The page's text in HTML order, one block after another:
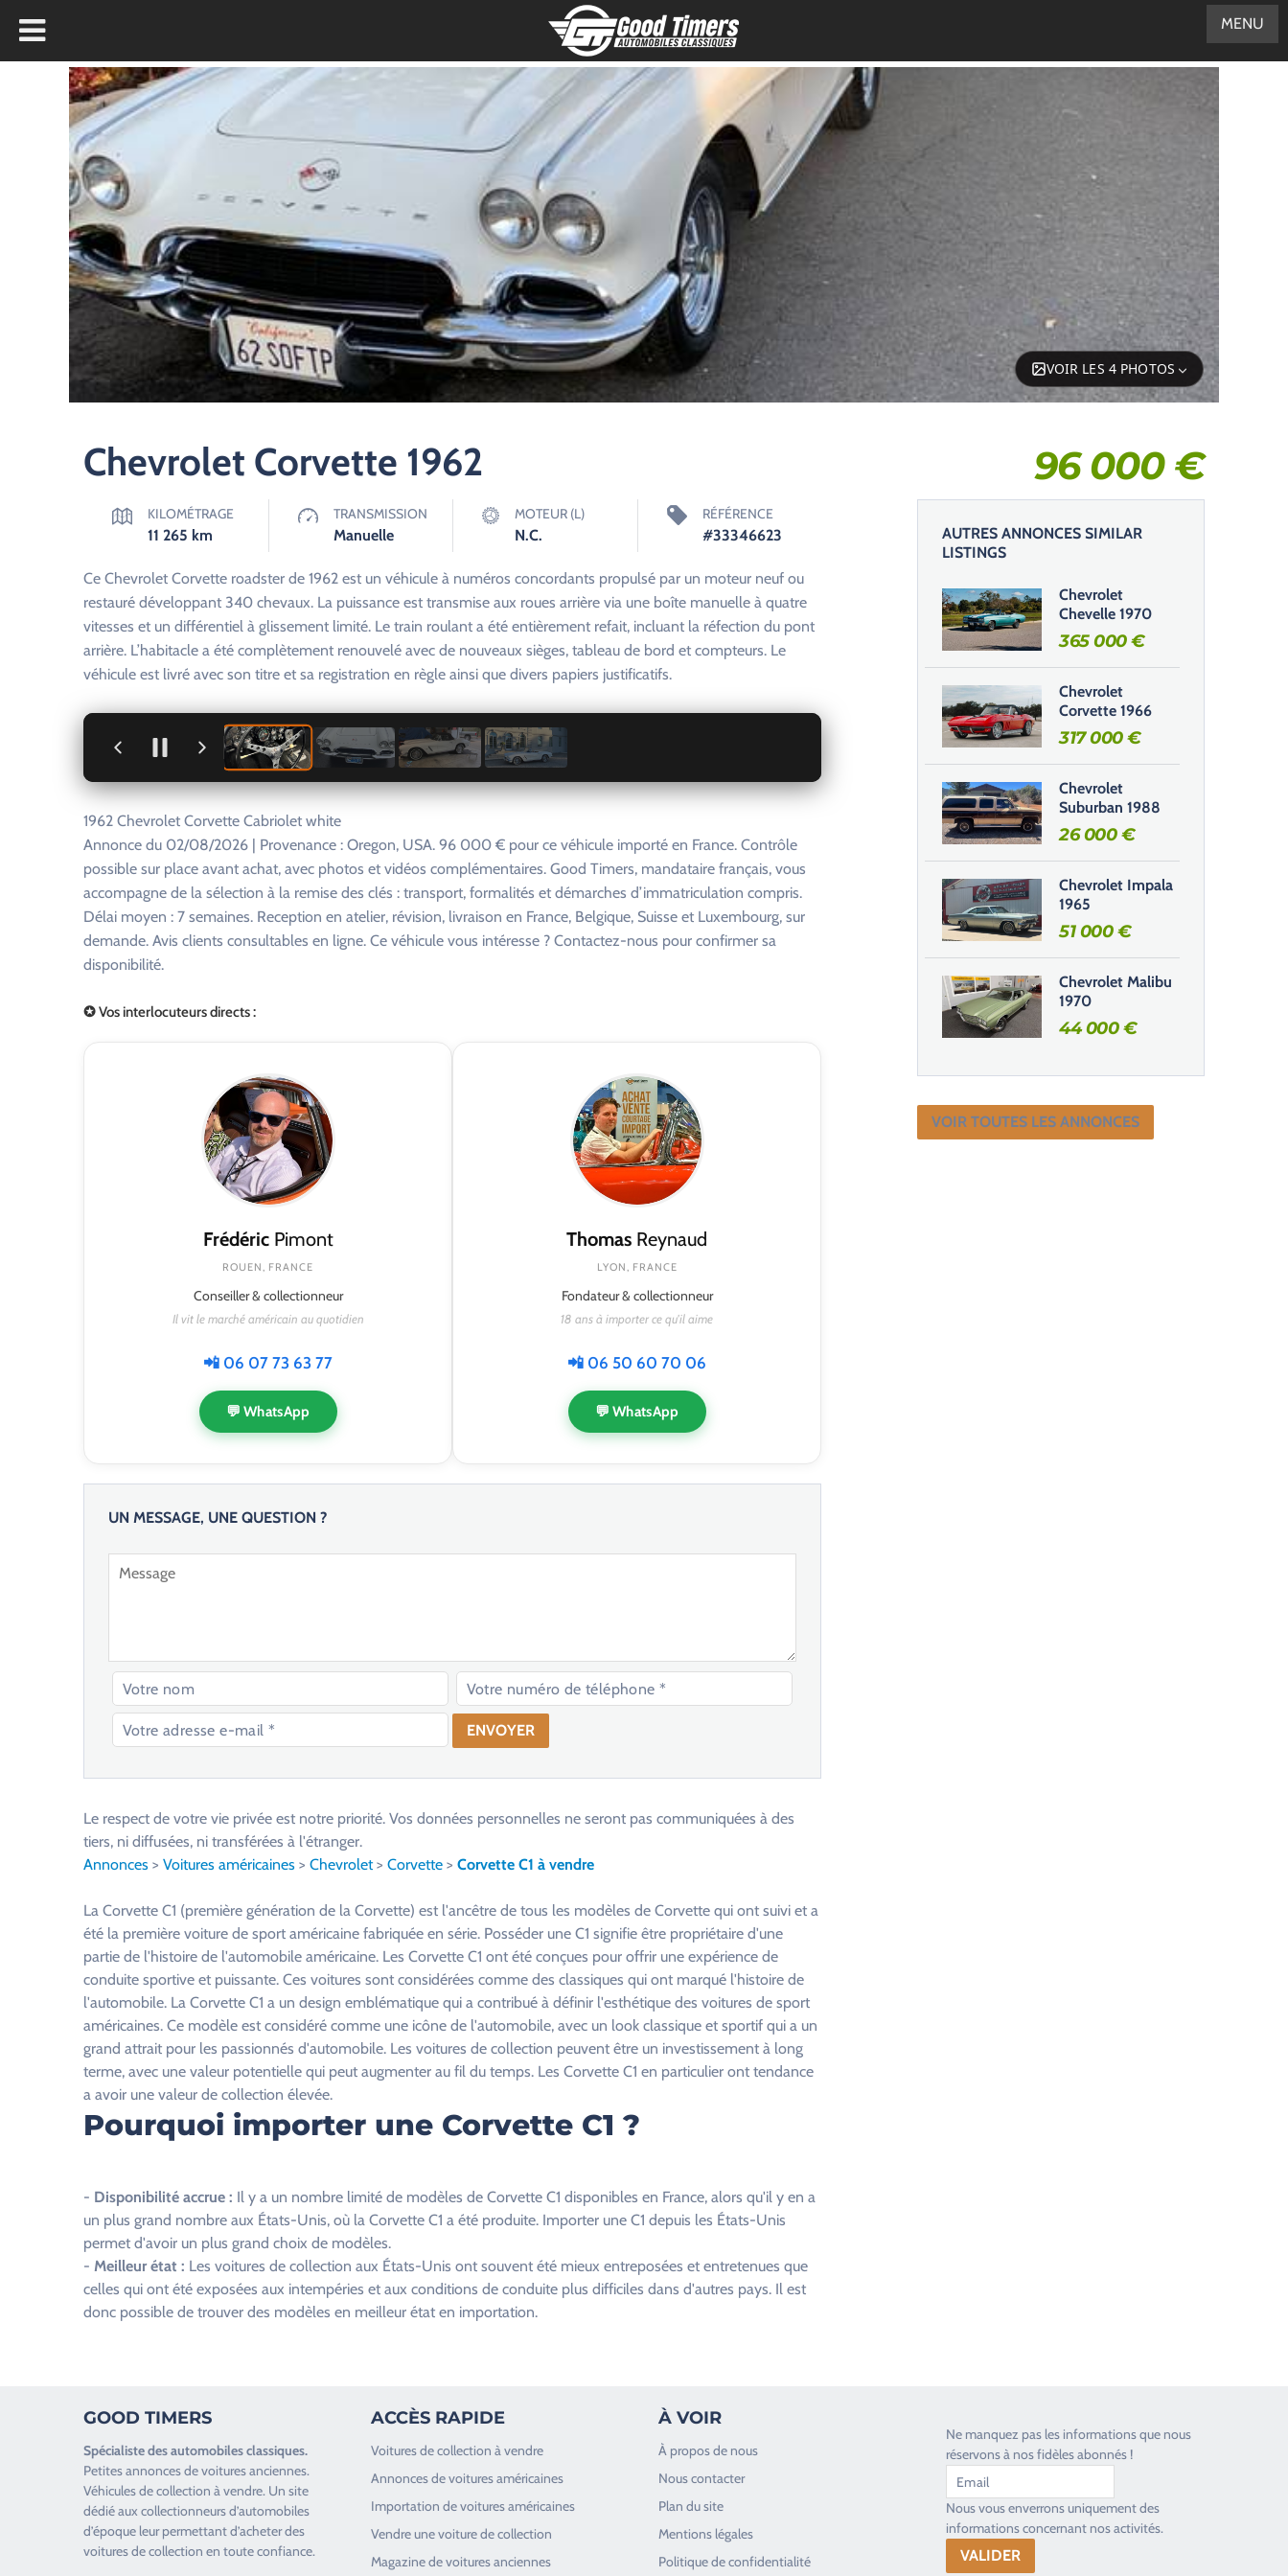
VOIR LES 4 PHOTOS
Chevrolet Corvette 1962 96 000€
KILOMÉTRAGE
11 265 km
TRANSMISSION
Manuelle
MOTEUR (L)
N.C.
RÉFÉRENCE
#33346623
Ce Chevrolet Corvette roadster de 1962 est un véhicule à numéros concordants propulsé par un moteur neuf ou
restauré développant 340 chevaux. La puissance est transmise aux roues arrière via une boîte manuelle à quatre
vitesses et un différentiel à glissement limité. Le train roulant a été entièrement refait, incluant la réfection du pont
arrière. L’habitacle a été complètement renouvelé avec de nouveaux sièges, tableau de bord et compteurs. Le
véhicule est livré avec son titre et sa registration en règle ainsi que divers papiers justificatifs.
1962 Chevrolet Corvette Cabriolet white
Annonce du 02/08/2026 | Provenance : Oregon, USA. 96 000 € pour ce véhicule importé en France. Contrôle
possible sur place avant achat, avec photos et vidéos complémentaires. Good Timers, mandataire français, vous
accompagne de la sélection à la remise des clés : transport, formalités et démarches d’immatriculation compris.
Délai moyen : 7 semaines. Reception en atelier, révision, livraison en France, Belgique, Suisse et Luxembourg, sur
demande. Avis clients consultables en ligne. Ce véhicule vous intéresse ? Contactez-nous pour confirmer sa
disponibilité.
✪ Vos interlocuteurs directs :
FrédéricPimont
ROUEN, FRANCE
Conseiller & collectionneur
Il vit le marché américain au quotidien
📲 06 07 73 63 77
💬 WhatsApp
Thomas Reynaud
LYON, FRANCE
Fondateur & collectionneur
18 ans à importer ce qu'il aime
📲 06 50 60 70 06
💬 WhatsApp
UN MESSAGE, UNE QUESTION ?
l
e
z
l
a
s
e
a
m
p
v
i
d
Le respect de votre vie privée est notre priorité. Vos données personnelles ne seront pas communiquées à des
tiers, ni diffusées, ni transférées à l'étranger.
Annonces > Voitures américaines > Chevrolet> Corvette > Corvette C1 à vendre
La Corvette C1 (première génération de la Corvette) est l'ancêtre de tous les modèles de Corvette qui ont suivi et a
été la première voiture de sport américaine fabriquée en série. Posséder une C1 signifie être propriétaire d'une
partie de l'histoire de l'automobile américaine. Les Corvette C1 ont été conçues pour offrir une expérience de
conduite sportive et puissante. Ces voitures sont considérées comme des classiques qui ont marqué l'histoire de
l'automobile. La Corvette C1 a un design emblématique qui a contribué à définir l'esthétique des voitures de sport
américaines. Ce modèle est considéré comme une icône de l'automobile, avec un look classique et sportif qui a un
grand attrait pour les passionnés d'automobile. Les voitures de collection peuvent être un investissement à long
terme, avec une valeur potentielle qui peut augmenter au fil du temps. Les Corvette C1 en particulier ont tendance
a avoir une valeur de collection élevée.
Pourquoi importer une Corvette C1 ?
- Disponibilité accrue : Il y a un nombre limité de modèles de Corvette C1 disponibles en France, alors qu'il y en a
un plus grand nombre aux États-Unis, où la Corvette C1 a été produite. Importer une C1 depuis les États-Unis
permet d'avoir un plus grand choix de modèles.
- Meilleur état : Les voitures de collection aux États-Unis ont souvent été mieux entreposées et entretenues que
celles qui ont été exposées aux intempéries et aux conditions de conduite plus difficiles dans d'autres pays. Il est
donc possible de trouver des modèles en meilleur état en importation.
AUTRES ANNONCES SIMILAR
LISTINGS
Chevrolet
Chevelle 1970
365 000€
Chevrolet
Corvette 1966
317 000€
Chevrolet
Suburban 1988
26 000€
Chevrolet Impala
1965
51 000€
Chevrolet Malibu
1970
44 000€
VOIR TOUTES LES ANNONCES
GOOD TIMERS
Spécialiste desautomobiles classiques.
Petites annonces devoitures anciennes.
Véhicules de collection à vendre. Un site
dédié aux collectionneurs d’automobiles
d’époque leur permettant d’acheter des
voitures de collection en toute confiance.
ACCÈS RAPIDE
Voitures de collection à vendre
Annonces de voitures américaines
Importation de voitures américaines
Vendre une voiture de collection
Magazine de voitures anciennes
À VOIR
À propos de nous
Nous contacter
Plan du site
Mentions légales
Politique de confidentialité
Ne manquez pas les informations que nous
réservons à nos fidèles abonnés !
Nous vous enverrons uniquement des
informations concernant nos activités.
MENU